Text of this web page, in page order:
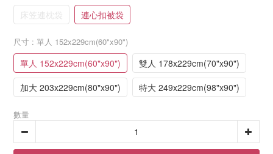
床笠連枕袋 連心扣被袋
尺寸 : 單人 152x229cm(60"x90")
單人 152x229cm(60"x90")
雙人 178x229cm(70"x90")
加大 203x229cm(80"x90")
特大 249x229cm(98"x90")
數量